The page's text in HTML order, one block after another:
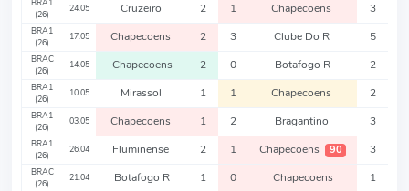
BRA1
(26)
24.05 Cruzeiro 2 1 Chapecoens 3
BRA1
(26)
17.05 Chapecoens 2 3 Clube Do R 5
BRAC
(26)
14.05 Chapecoens 2 0 Botafogo R 2
BRA1
(26)
10.05 Mirassol 1 1 Chapecoens 2
BRA1
(26)
03.05 Chapecoens 1 2 Bragantino 3
BRA1
(26)
26.04 Fluminense 2 1 Chapecoens 90 3
BRAC
(26)
21.04 Botafogo R 1 0 Chapecoens 1